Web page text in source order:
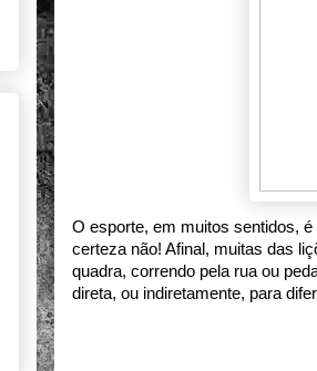
O esporte, em muitos sentidos,
certeza não! Afinal, muitas das
quadra, correndo pela rua ou
direta, ou indiretamente, para